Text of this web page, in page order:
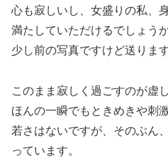
心も寂しいし、女盛りの私、
満たしていただけるでしょう
少し前の写真ですけど送ります
このまま寂しく過ごすのが虚
ほんの一瞬でもときめきや刺
若さはないですが、そのぶん
っています。